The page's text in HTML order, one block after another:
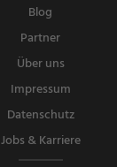
Blog
Partner
Über uns
Impressum
Datenschutz
Jobs & Karriere